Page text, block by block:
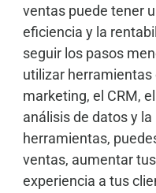
ventas puede tener
eficiencia y la
seguir los pasos
utilizar
marketing, el CRM,
análisis de datos y
herramientas,
ventas, aumentar
experiencia a tus